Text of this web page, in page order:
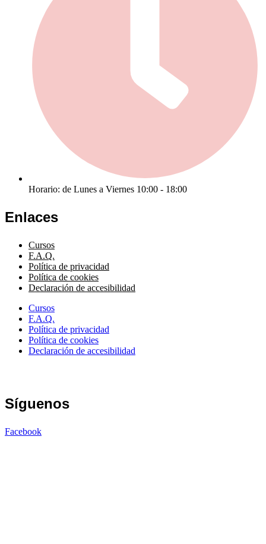
Horario: de Lunes a Viernes 10:00 - 18:00
Enlaces
Cursos
F.A.Q.
Política de privacidad
Política de cookies
Declaración de accesibilidad
Cursos
F.A.Q.
Política de privacidad
Política de cookies
Declaración de accesibilidad
Síguenos
Facebook